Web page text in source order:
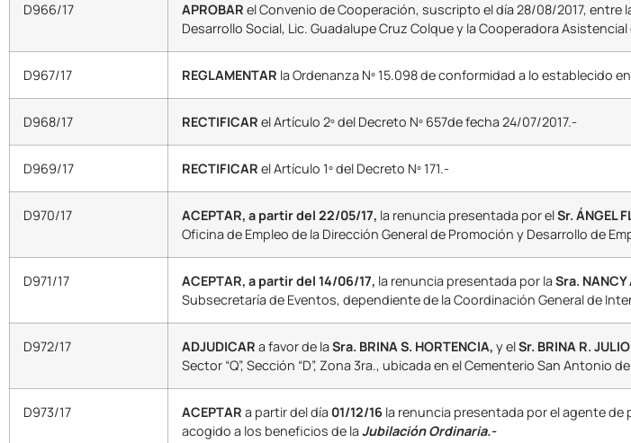
D966/17 APROBAR el Convenio de Cooperación, suscripto el día 28/08/2017, entre
Desarrollo Social, Lic. Guadalupe Cruz Colque y la Cooperadora
D967/17 REGLAMENTAR la Ordenanza Nº 15.098 de conformidad a lo establecido
D968/17 RECTIFICAR el Artículo 2º del Decreto Nº 657de fecha 24/07/2017.-
D969/17 RECTIFICAR el Artículo 1º del Decreto Nº 171.-
D970/17 ACEPTAR, a partir del 22/05/17, la renuncia presentada por elSr. ÁNGEL
Oficina de Empleo de la Dirección General de Promoción y Desarrollo de
D971/17 ACEPTAR, a partir del 14/06/17, la renuncia presentada por laSra. NANCY
Subsecretaría de Eventos, dependiente de la Coordinación General de
D972/17 ADJUDICAR a favor de laSra. BRINA S. HORTENCIA, y elSr. BRINA R.
Sector “Q”, Sección “D”, Zona 3ra., ubicada en el Cementerio San Antonio
D973/17 ACEPTAR a partir del día 01/12/16 la renuncia presentada por el agente de
acogido a los beneficios de laJubilación Ordinaria.-